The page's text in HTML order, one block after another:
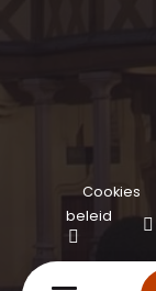
Cookies
beleid